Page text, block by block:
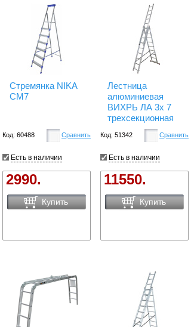
Стремянка NIKA
СМ7
Код: 60488 Сравнить
Есть в наличии
2990.
Купить
Лестница
алюминиевая
ВИХРЬ ЛА 3х 7
трехсекционная
Код: 51342 Сравнить
Есть в наличии
11550.
Купить